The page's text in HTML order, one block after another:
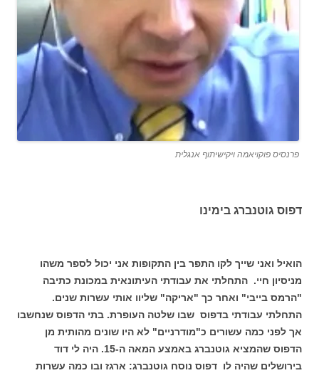
פרנסיס פוקויאמה ויקישיתוף אנגלית
דפוס גוטנברג בימינו
הואיל ואני שייך לקו התפר בין התקופות אני יכול לספר משהו
מניסיון חיי. התחלתי את עבודתי העיתונאית במכונת כתיבה
"הרמס בייבי" ואחר כך "אריקה" שליוו אותי עשרות שנים.
התחלתי עבודתי בדפוס שבו שלטה העופרת. בתי הדפוס שנחשבו
אך לפני כמה עשורים כ"מודרניים" לא היו שונים מהותית מן
הדפוס שהמציא גוטנברג באמצע המאה ה-15. היה לי דוד
בירושלים שהיה לו דפוס נוסח גוטנברג: ארגז ובו כמה עשרות